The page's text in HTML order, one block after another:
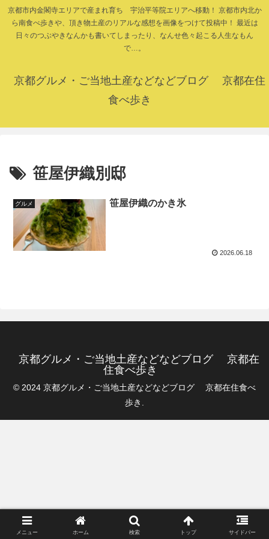
京都市内金閣寺エリアで産まれ育ち 宇治平等院エリアへ移動！ 京都市内北か
ら南食べ歩きや、頂き物土産のリアルな感想を画像をつけて投稿中！ 最近は
日々のつぶやきなんかも書いてしまったり、なんせ色々起こる人生なもん
で…。
京都グルメ・ご当地土産などなどブログ 京都在住
食べ歩き
笹屋伊織別邸
グルメ 笹屋伊織のかき氷
2026.06.18
京都グルメ・ご当地土産などなどブログ 京都在
住食べ歩き
© 2024 京都グルメ・ご当地土産などなどブログ 京都在住食べ
歩き.
メニュー ホーム 検索 トップ サイドバー